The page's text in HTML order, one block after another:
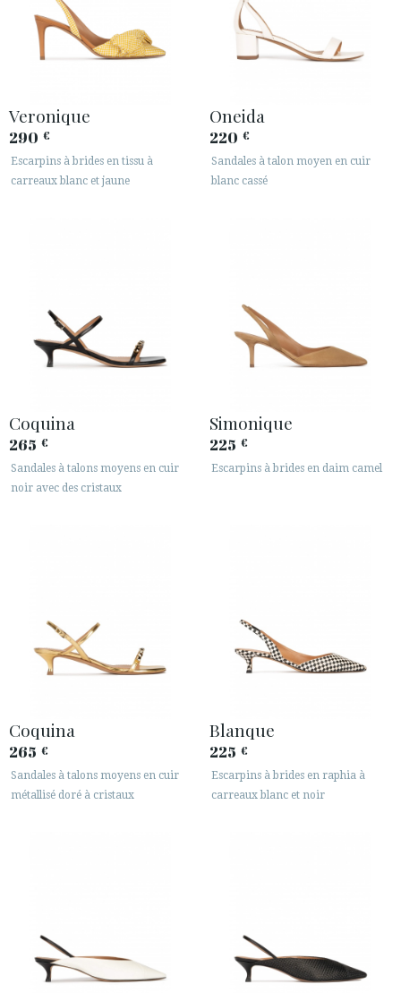
Veronique
290 €
Escarpins à brides en tissu à
carreaux blanc et jaune
Oneida
220 €
Sandales à talon moyen en cuir
blanc cassé
Coquina
265 €
Sandales à talons moyens en cuir
noir avec des cristaux
Simonique
225 €
Escarpins à brides en daim camel
Coquina
265 €
Sandales à talons moyens en cuir
métallisé doré à cristaux
Blanque
225 €
Escarpins à brides en raphia à
carreaux blanc et noir